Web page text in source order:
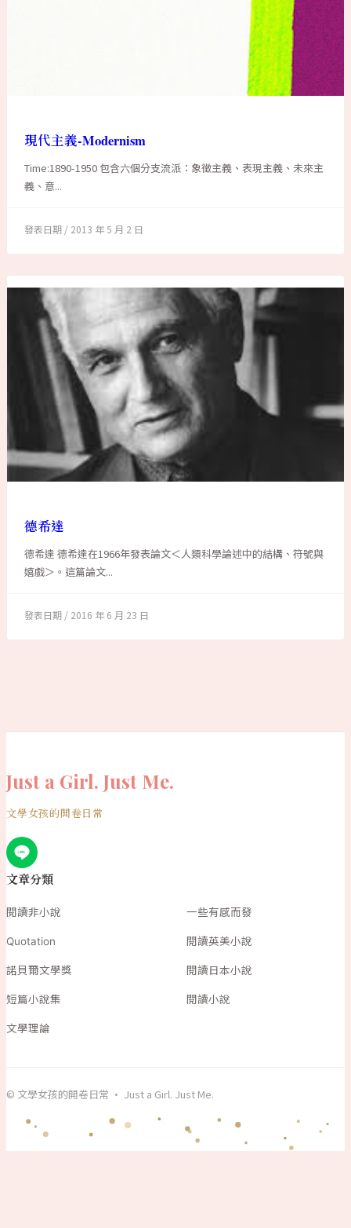
現代主義-Modernism
Time:1890-1950 包含六個分支流派：象徵主義、表現主義、未來主
義、意...
2013 年 5 月 2 日
德希達
德希達 德希達在1966年發表論文＜人類科學論述中的結構、符號與
嬉戲＞。這篇論文...
2016 年 6 月 23 日
Just a Girl. Just Me.
文學女孩的開卷日常
文章分類
閱讀非小說 一些有感而發
Quotation 閱讀英美小說
諾貝爾文學獎 閱讀日本小說
短篇小說集 閱讀小說
文學理論
© 文學女孩的開卷日常 · Just a Girl. Just Me.